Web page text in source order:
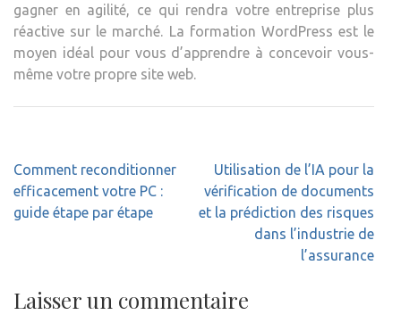
gagner en agilité, ce qui rendra votre entreprise plus
réactive sur le marché. La formation WordPress est le
moyen idéal pour vous d’apprendre à concevoir vous-
même votre propre site web.
Navigation
de
l’article
Comment reconditionner
efficacement votre PC :
guide étape par étape
Utilisation de l’IA pour la
vérification de documents
et la prédiction des risques
dans l’industrie de
l’assurance
Laisser un commentaire